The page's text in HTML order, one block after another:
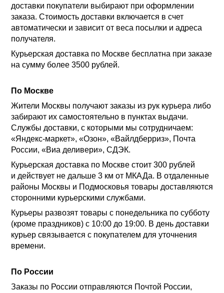
доставки покупатели выбирают при оформлении
заказа. Стоимость доставки включается в счет
автоматически и зависит от веса посылки и адреса
получателя.
Курьерская доставка по Москве бесплатна при заказе
на сумму более 3500 рублей.
По Москве
Жители Москвы получают заказы из рук курьера либо
забирают их самостоятельно в пунктах выдачи.
Службы доставки, с которыми мы сотрудничаем:
«Яндекс-маркет», «Озон», «Вайлдберриз», Почта
России, «Виа деливери», СДЭК.
Курьерская доставка по Москве стоит 300 рублей
и действует не дальше 3 км от МКАДа. В отдаленные
районы Москвы и Подмосковья товары доставляются
сторонними курьерскими службами.
Курьеры развозят товары с понедельника по cубботу
(кроме праздников) с 10:00 до 19:00. В день доставки
курьер связывается с покупателем для уточнения
времени.
По России
Заказы по России отправляются Почтой России,